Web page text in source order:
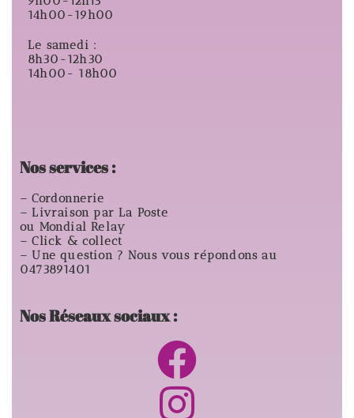
14h00-19h00
Le samedi :
8h30-12h30
14h00- 18h00
Nos services :
– Cordonnerie
– Livraison par La Poste
ou Mondial Relay
– Click & collect
– Une question ? Nous vous répondons au
0473891401
Nos Réseaux sociaux :